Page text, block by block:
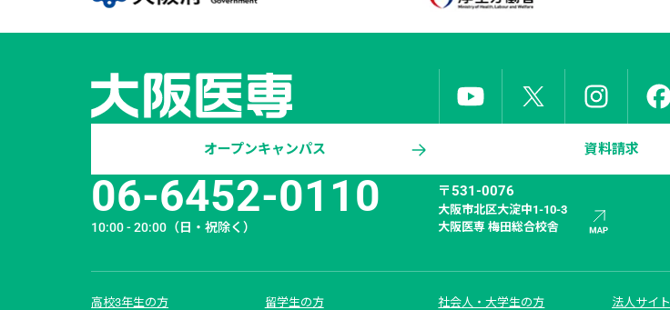
オープンキャンパス 資料請求
06-6452-0110
10:00 - 20:00 （日・祝除く）
〒531-0076
大阪市北区大淀中1-10-3
大阪医専 梅田総合校舎
高校3年生の方 留学生の方 社会人・大学生の方 法人サイト